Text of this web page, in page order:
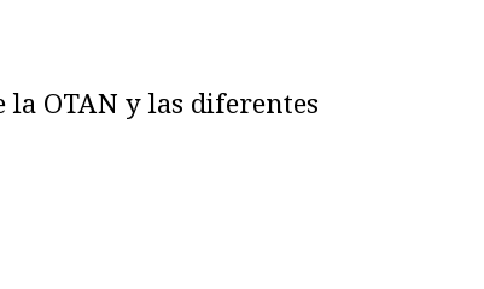
la OTAN y las diferentes